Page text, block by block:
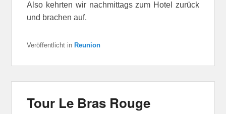
Also kehrten wir nachmittags zum Hotel zurück
und brachen auf.
Veröffentlicht in Reunion
Tour Le Bras Rouge